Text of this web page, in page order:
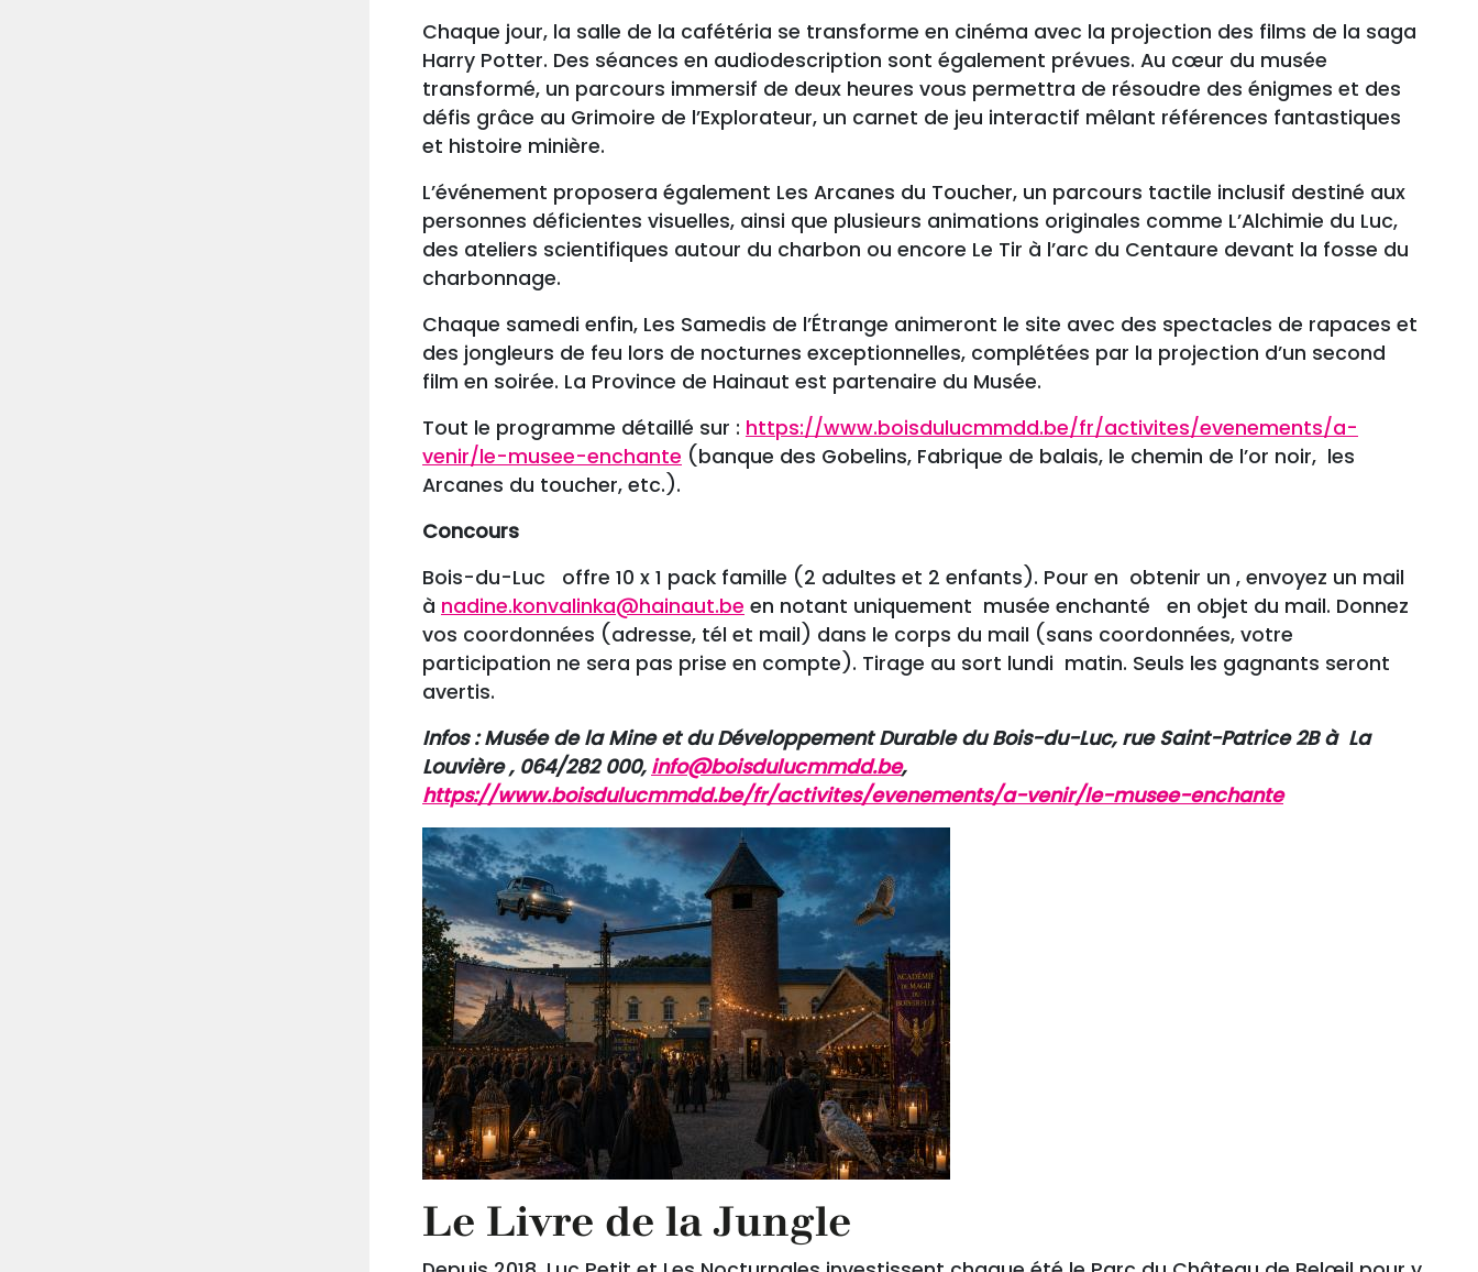
Chaque jour, la salle de la cafétéria se transforme en cinéma avec la projection des films de la saga
Harry Potter. Des séances en audiodescription sont également prévues. Au cœur du musée
transformé, un parcours immersif de deux heures vous permettra de résoudre des énigmes et des
défis grâce au Grimoire de l’Explorateur, un carnet de jeu interactif mêlant références fantastiques
et histoire minière.
L’événement proposera également Les Arcanes du Toucher, un parcours tactile inclusif destiné aux
personnes déficientes visuelles, ainsi que plusieurs animations originales comme L’Alchimie du Luc,
des ateliers scientifiques autour du charbon ou encore Le Tir à l’arc du Centaure devant la fosse du
charbonnage.
Chaque samedi enfin, Les Samedis de l’Étrange animeront le site avec des spectacles de rapaces et
des jongleurs de feu lors de nocturnes exceptionnelles, complétées par la projection d’un second
film en soirée. La Province de Hainaut est partenaire du Musée.
Tout le programme détaillé sur : https://www.boisdulucmmdd.be/fr/activites/evenements/a-
venir/le-musee-enchante (banque des Gobelins, Fabrique de balais, le chemin de l’or noir, les
Arcanes du toucher, etc.).
Concours
Bois-du-Luc offre 10 x 1 pack famille (2 adultes et 2 enfants). Pour en obtenir un , envoyez un mail
à nadine.konvalinka@hainaut.be en notant uniquement musée enchanté en objet du mail. Donnez
vos coordonnées (adresse, tél et mail) dans le corps du mail (sans coordonnées, votre
participation ne sera pas prise en compte). Tirage au sort lundi matin. Seuls les gagnants seront
avertis.
Infos : Musée de la Mine et du Développement Durable du Bois-du-Luc, rue Saint-Patrice 2B à La
Louvière , 064/282 000, info@boisdulucmmdd.be,
https://www.boisdulucmmdd.be/fr/activites/evenements/a-venir/le-musee-enchante
Le Livre de la Jungle